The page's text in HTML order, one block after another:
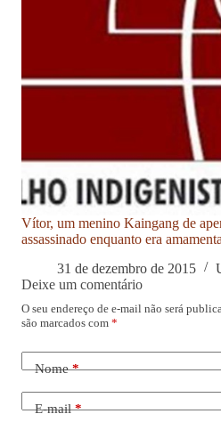
Vítor, um menino Kaingang de
assassinado enquanto era
31 de dezembro de 2015
Deixe um comentário
O seu endereço de e-mail não será
são marcados com *
Nome*
E-mail*